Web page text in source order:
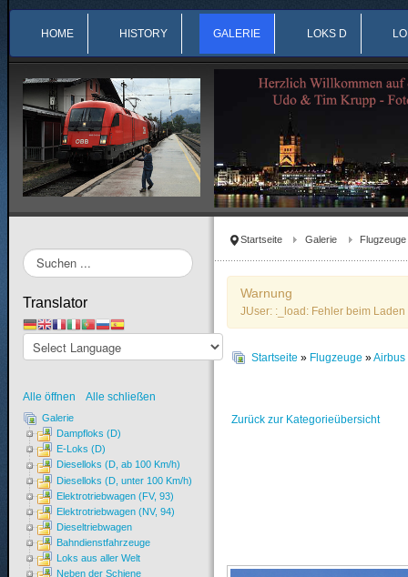
HOME HISTORY GALERIE LOKS D
Startseite Galerie Flugzeuge
Warnung
JUser: :_load: Fehler beim
Startseite » Flugzeuge »Airbus
Zurück zur Kategorieübersicht
Suchen
...
Translator
Alle öffnen Alle schließen
Galerie
Dampfloks (D)
E-Loks (D)
Dieselloks (D, ab 100 Km/h)
Dieselloks (D, unter 100 Km/h)
Elektrotriebwagen (FV, 93)
Elektrotriebwagen (NV, 94)
Dieseltriebwagen
Bahndienstfahrzeuge
Loks aus aller Welt
Neben der Schiene